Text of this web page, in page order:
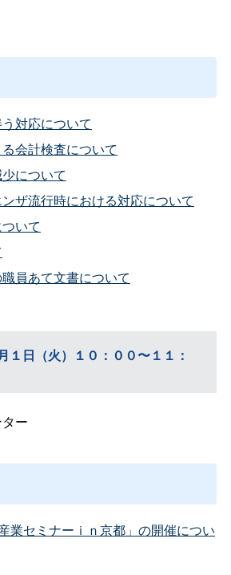
対応について
会計検査について
について
ザ流行時における対応について
いて
員あて文書について
１日（火）１０：００〜１１：
ー
業セミナーｉｎ京都」の開催につい